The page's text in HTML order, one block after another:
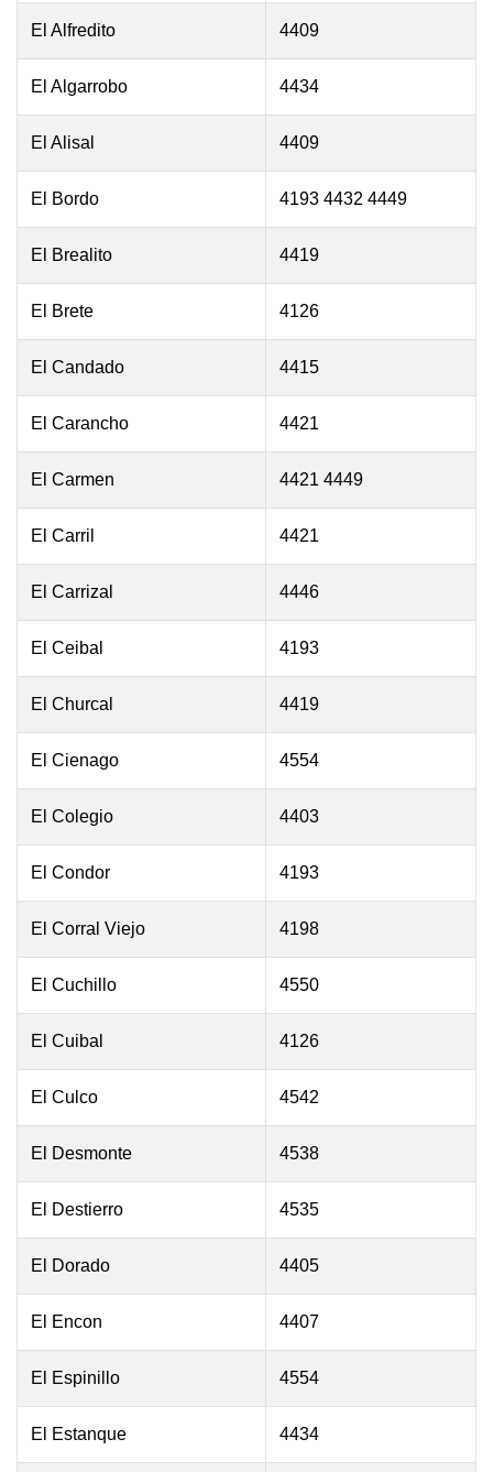
El Alfredito 4409
El Algarrobo 4434
El Alisal 4409
El Bordo 4193 4432 4449
El Brealito 4419
El Brete 4126
El Candado 4415
El Carancho 4421
El Carmen 4421 4449
El Carril 4421
El Carrizal 4446
El Ceibal 4193
El Churcal 4419
El Cienago 4554
El Colegio 4403
El Condor 4193
El Corral Viejo 4198
El Cuchillo 4550
El Cuibal 4126
El Culco 4542
El Desmonte 4538
El Destierro 4535
El Dorado 4405
El Encon 4407
El Espinillo 4554
El Estanque 4434